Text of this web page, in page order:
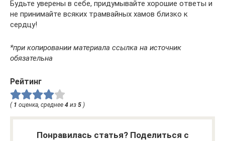
Будьте уверены в себе, придумывайте хорошие ответы и
не принимайте всяких трамвайных хамов близко к
сердцу!
*при копировании материала ссылка на источник
обязательна
Рейтинг
( 1 оценка, среднее 4 из 5 )
Понравилась статья? Поделиться с